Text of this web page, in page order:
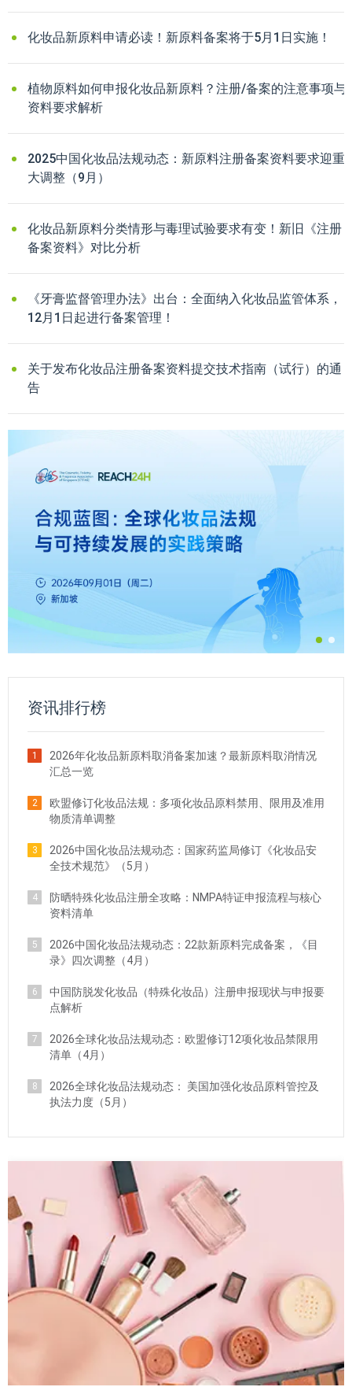
化妆品新原料申请必读！新原料备案将于5月1日实施！
植物原料如何申报化妆品新原料？注册/备案的注意事项与
资料要求解析
2025中国化妆品法规动态：新原料注册备案资料要求迎重
大调整（9月）
化妆品新原料分类情形与毒理试验要求有变！新旧《注册
备案资料》对比分析
《牙膏监督管理办法》出台：全面纳入化妆品监管体系，
12月1日起进行备案管理！
关于发布化妆品注册备案资料提交技术指南（试行）的通
告
资讯排行榜
1
2026年化妆品新原料取消备案加速？最新原料取消情况
汇总一览
2
欧盟修订化妆品法规：多项化妆品原料禁用、限用及准用
物质清单调整
3
2026中国化妆品法规动态：国家药监局修订《化妆品安
全技术规范》（5月）
4
防晒特殊化妆品注册全攻略：NMPA特证申报流程与核心
资料清单
5
2026中国化妆品法规动态：22款新原料完成备案，《目
录》四次调整（4月）
6
中国防脱发化妆品（特殊化妆品）注册申报现状与申报要
点解析
7
2026全球化妆品法规动态：欧盟修订12项化妆品禁限用
清单（4月）
8
2026全球化妆品法规动态： 美国加强化妆品原料管控及
执法力度（5月）